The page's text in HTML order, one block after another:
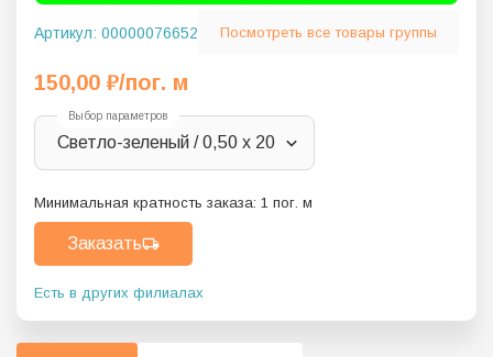
Артикул: 00000076652 Посмотреть все товары группы
150,00 ₽/пог. м
Выбор параметров
Светло-зеленый / 0,50 х 20
Минимальная кратность заказа: 1 пог. м
Заказать
Есть в других филиалах